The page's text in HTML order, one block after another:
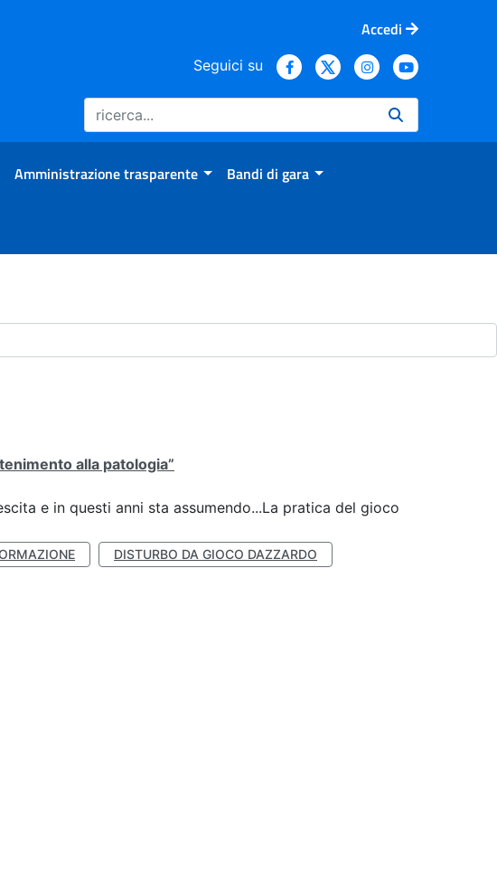
Accedi
Seguici su
Amministrazione trasparente Bandi di gara
alla patologia”
e in questi anni sta assumendo...La pratica del gioco
DISTURBO DA GIOCO DAZZARDO